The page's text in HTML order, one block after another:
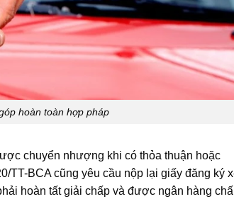
hoàn toàn hợp pháp
chuyển nhượng khi có thỏa thuận hoặc
TT-BCA cũng yêu cầu nộp lại giấy đăng ký
hoàn tất giải chấp và được ngân hàng